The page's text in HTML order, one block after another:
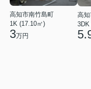
高知市南竹島町
1K (17.10㎡)
3万円
高
3DK